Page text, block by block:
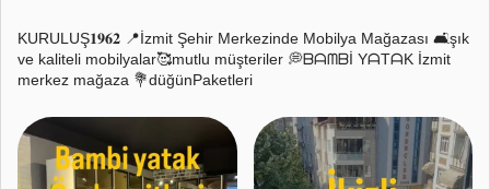
KURULUŞ𝟏𝟗𝟔𝟐 📍İzmit Şehir Merkezinde Mobilya Mağazası 🛋️şık
ve kaliteli mobilyalar🥰mutlu müşteriler 💭ᗷᗩᗰᗷİ YᗩTᗩK İzmit
merkez mağaza 💐düğünPaketleri